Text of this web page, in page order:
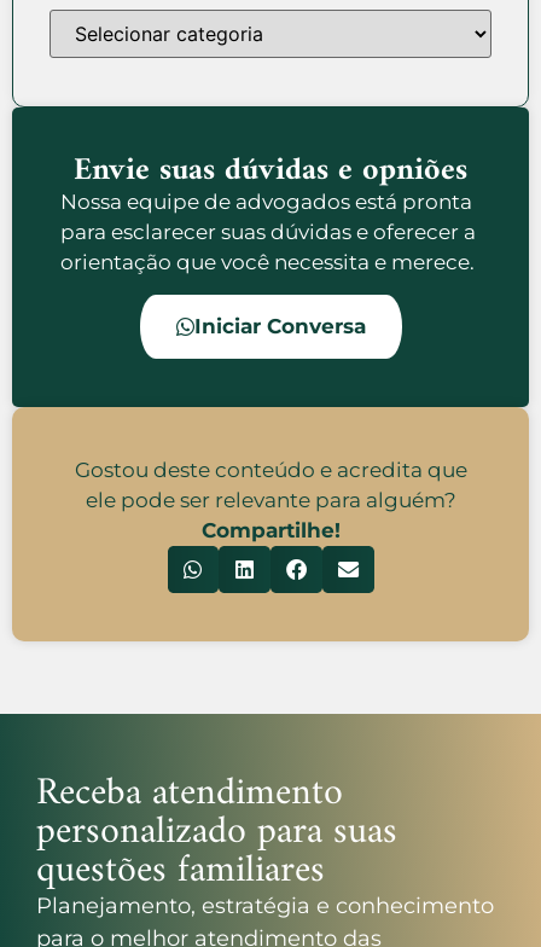
Envie suas dúvidas e opniões
Nossa equipe de advogados está pronta
para esclarecer suas dúvidas e oferecer a
orientação que você necessita e merece.
Iniciar Conversa
Gostou deste conteúdo e acredita que
ele pode ser relevante para alguém?
Compartilhe!
Receba atendimento
personalizado para suas
questões familiares
Planejamento, estratégia e conhecimento
para o melhor atendimento das